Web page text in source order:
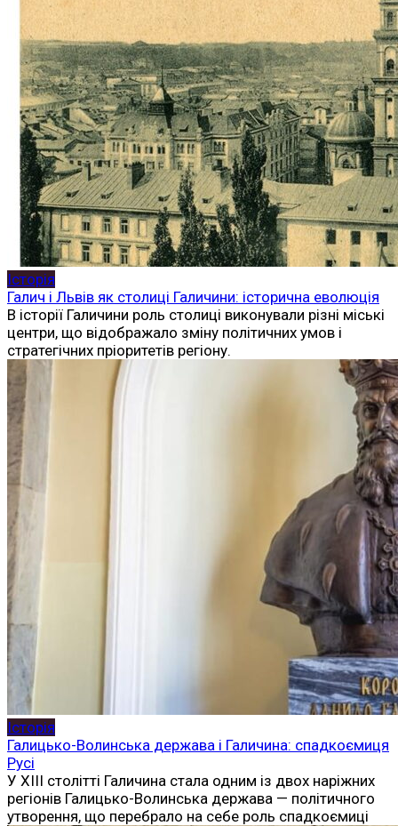
Історія
Галич і Львів як столиці Галичини: історична еволюція
В історії Галичини роль столиці виконували різні міські
центри, що відображало зміну політичних умов і
стратегічних пріоритетів регіону.
Історія
Галицько-Волинська держава і Галичина: спадкоємиця
Русі
У XIII столітті Галичина стала одним із двох наріжних
регіонів Галицько-Волинська держава — політичного
утворення, що перебрало на себе роль спадкоємиці